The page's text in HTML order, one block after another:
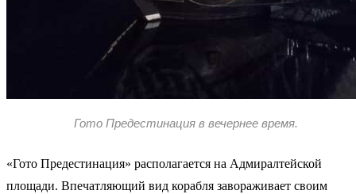
Гото Предестинация в вечернее время.
«Гото Предестинация» располагается на Адмиралтейской
площади. Впечатляющий вид корабля завораживает своим